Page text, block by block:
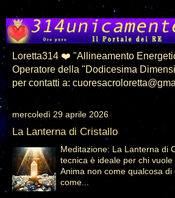
Loretta314 ❤️ "Allineamento
Operatore della "Dodicesima
per contatti a:
mercoledì 29 aprile 2026
La Lanterna di Cristallo
Meditazione: La Lanterna di
tecnica è ideale per chi
Anima non come qualcosa di
come...